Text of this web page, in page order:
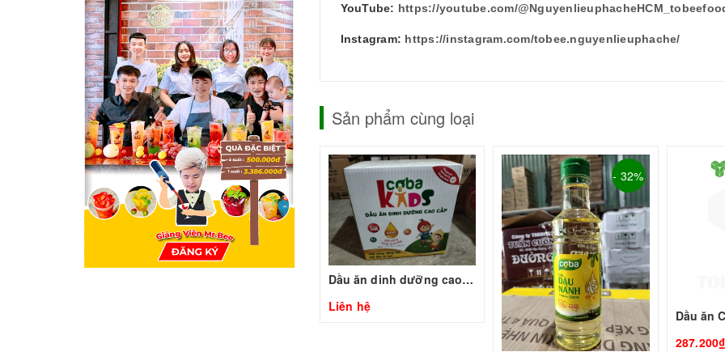
YouTube: https://youtube.com/
Instagram: https://instagram.com/tobee.nguyenlieuphache/
Sản phẩm cùng loại
Dầu ăn dinh dưỡng cao cấp Cobakids 250ml
Liên hệ
- 32%
Dầu ăn
287.200₫